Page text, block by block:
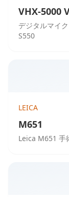
VHX-5000
デジタルマイ
S550
LEICA
M651
Leica M651 手